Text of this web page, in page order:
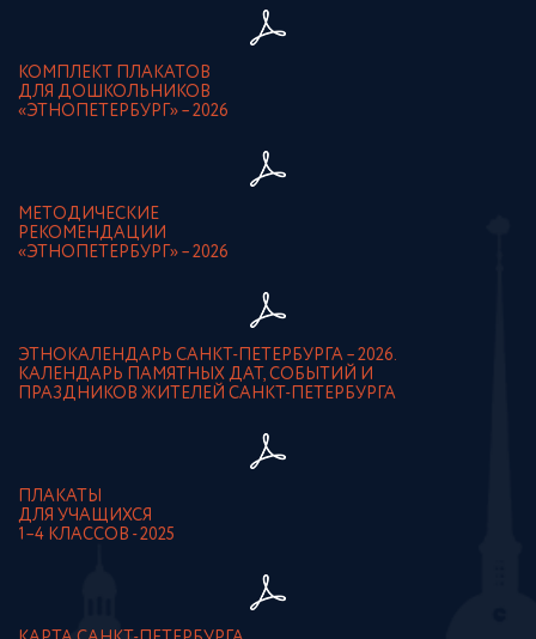
КОМПЛЕКТ ПЛАКАТОВ
ДЛЯ ДОШКОЛЬНИКОВ
«ЭТНОПЕТЕРБУРГ» – 2026
МЕТОДИЧЕСКИЕ
РЕКОМЕНДАЦИИ
«ЭТНОПЕТЕРБУРГ» – 2026
ЭТНОКАЛЕНДАРЬ САНКТ-ПЕТЕРБУРГА – 2026.
КАЛЕНДАРЬ ПАМЯТНЫХ ДАТ, СОБЫТИЙ И
ПРАЗДНИКОВ ЖИТЕЛЕЙ САНКТ-ПЕТЕРБУРГА
ПЛАКАТЫ
ДЛЯ УЧАЩИХСЯ
1–4 КЛАССОВ - 2025